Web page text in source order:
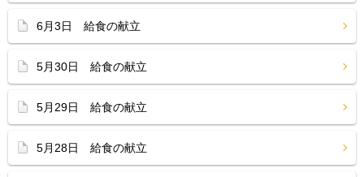
6月3日 給食の献立
5月30日 給食の献立
5月29日 給食の献立
5月28日 給食の献立